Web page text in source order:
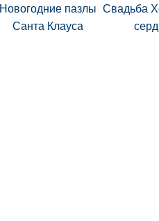
Новогодние пазлы
Санта Клауса
Свадьба